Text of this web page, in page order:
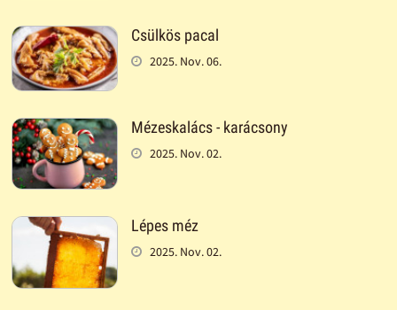
Csülkös pacal
2025. Nov. 06.
Mézeskalács - karácsony
2025. Nov. 02.
Lépes méz
2025. Nov. 02.